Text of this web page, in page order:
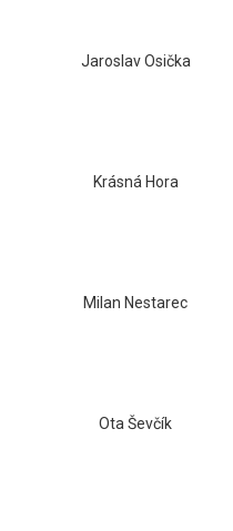
Jaroslav Osička
Krásná Hora
Milan Nestarec
Ota Ševčík